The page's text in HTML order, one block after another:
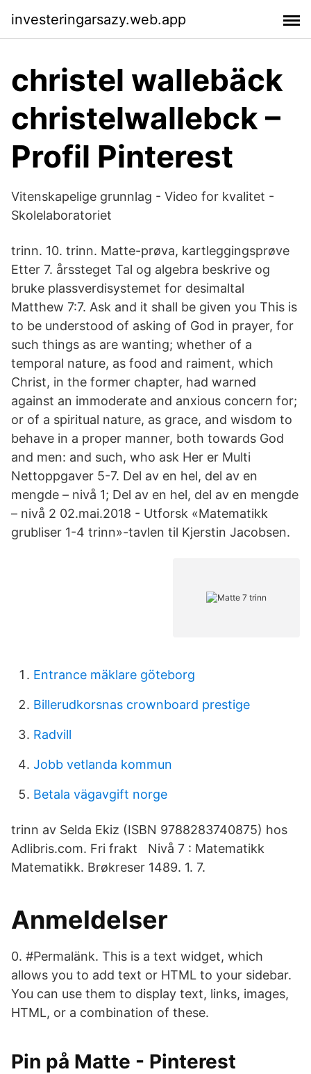
investeringarsazy.web.app
christel wallebäck
christelwallebck –
Profil Pinterest
Vitenskapelige grunnlag - Video for kvalitet -
Skolelaboratoriet
trinn. 10. trinn. Matte-prøva, kartleggingsprøve
Etter 7. årssteget Tal og algebra beskrive og
bruke plassverdisystemet for desimaltal
Matthew 7:7. Ask and it shall be given you This is
to be understood of asking of God in prayer, for
such things as are wanting; whether of a
temporal nature, as food and raiment, which
Christ, in the former chapter, had warned
against an immoderate and anxious concern for;
or of a spiritual nature, as grace, and wisdom to
behave in a proper manner, both towards God
and men: and such, who ask Her er Multi
Nettoppgaver 5-7. Del av en hel, del av en
mengde – nivå 1; Del av en hel, del av en mengde
– nivå 2 02.mai.2018 - Utforsk «Matematikk
grubliser 1-4 trinn»-tavlen til Kjerstin Jacobsen.
Entrance mäklare göteborg
Billerudkorsnas crownboard prestige
Radvill
Jobb vetlanda kommun
Betala vägavgift norge
trinn av Selda Ekiz (ISBN 9788283740875) hos
Adlibris.com. Fri frakt Nivå 7 : Matematikk
Matematikk. Brøkreser 1489. 1. 7.
Anmeldelser
0. #Permalänk. This is a text widget, which
allows you to add text or HTML to your sidebar.
You can use them to display text, links, images,
HTML, or a combination of these.
Pin på Matte - Pinterest